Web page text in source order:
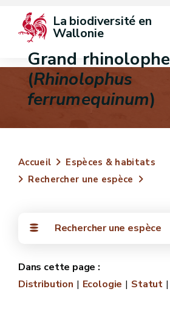
La biodiversité en
Wallonie
Grand rhinolophe
(Rhinolophus
ferrumequinum)
Accueil
Espèces & habitats
Rechercher une espèce
Rechercher une espèce
Distribution Ecologie Statut